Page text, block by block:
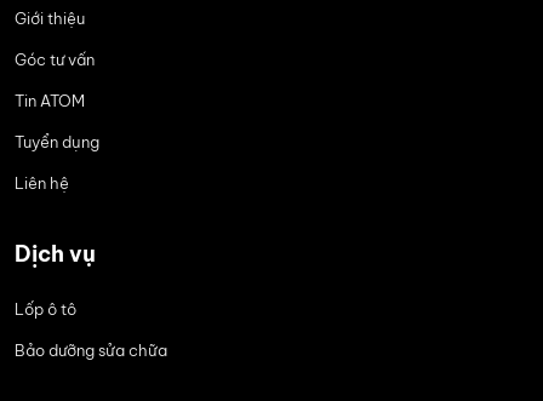
Giới thiệu
Góc tư vấn
Tin ATOM
Tuyển dụng
Liên hệ
Dịch vụ
Lốp ô tô
Bảo dưỡng sửa chữa